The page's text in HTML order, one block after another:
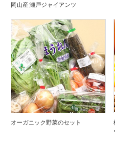
岡山産 瀬戸ジャイアンツ
オーガニック野菜のセット